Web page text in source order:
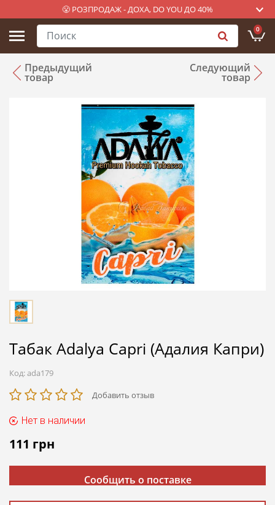
😤 РОЗПРОДАЖ - ДОХА, DO YOU ДО 40%
0
Предыдущий
товар
Следующий
товар
Табак Adalya Capri (Адалия Капри)
Код:ada179
Добавить отзыв
Нет в наличии
111 грн
Сообщить о поставке